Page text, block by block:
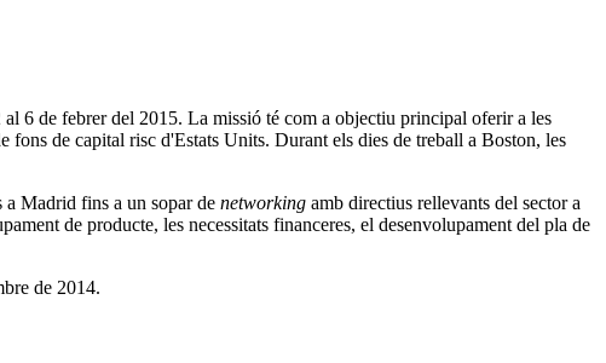
6 de febrer del 2015. La missió té com a objectiu principal oferir a les
fons de capital risc d'Estats Units. Durant els dies de treball a Boston, les
a Madrid fins a un sopar de networking amb directius rellevants del sector a
de producte, les necessitats financeres, el desenvolupament del pla de
de 2014.